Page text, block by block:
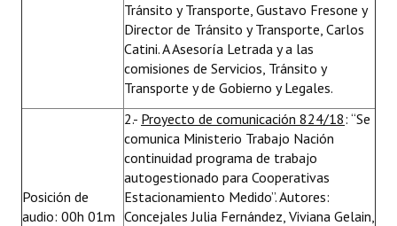
Tránsito y Transporte, Gustavo Fresone y
Director de Tránsito y Transporte, Carlos
Catini. A Asesoría Letrada y a las
comisiones de Servicios, Tránsito y
Transporte y de Gobierno y Legales.
Posición de
audio: 00h 01m
2.- Proyecto de comunicación 824/18: “Se
comunica Ministerio Trabajo Nación
continuidad programa de trabajo
autogestionado para Cooperativas
Estacionamiento Medido”. Autores:
Concejales Julia Fernández, Viviana Gelain,